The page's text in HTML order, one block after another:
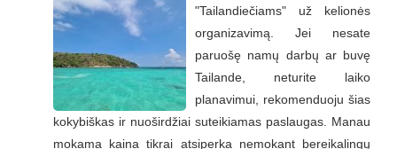
"Tailandiečiams" už kelionės
organizavimą. Jei nesate
paruošę namų darbų ar buvę
Tailande, neturite laiko
planavimui, rekomenduoju šias
kokybiškas ir nuoširdžiai suteikiamas paslaugas. Manau
mokama kaina tikrai atsiperka nemokant bereikalingų